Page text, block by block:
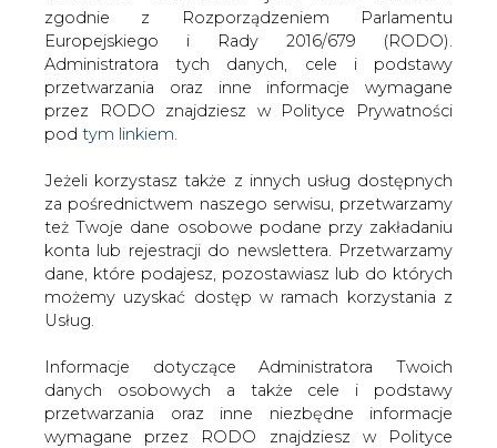
WŁĄCZ CIRE.TV
zgodnie z Rozporządzeniem Parlamentu
Europejskiego i Rady 2016/679 (RODO).
Administratora tych danych, cele i podstawy
przetwarzania oraz inne informacje wymagane
przez RODO znajdziesz w Polityce Prywatności
pod tym linkiem.
Jeżeli korzystasz także z innych usług dostępnych
za pośrednictwem naszego serwisu, przetwarzamy
też Twoje dane osobowe podane przy zakładaniu
konta lub rejestracji do newslettera. Przetwarzamy
dane, które podajesz, pozostawiasz lub do których
możemy uzyskać dostęp w ramach korzystania z
Usług.
Informacje dotyczące Administratora Twoich
danych osobowych a także cele i podstawy
przetwarzania oraz inne niezbędne informacje
wymagane przez RODO znajdziesz w Polityce
Strona główna
SERWIS INFORMACYJNY CIRE
/ Dworkowicz: tania ropa może zachwiać rosyjskim
petro-state
drukuj
skomentuj
udostępnij